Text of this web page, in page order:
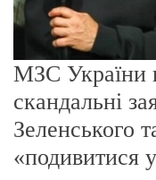
МЗС України
скандальні
Зеленського
«подивитися